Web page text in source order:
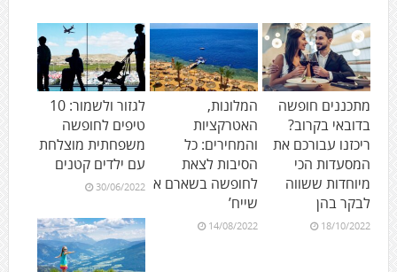
מתכננים חופשה
בדובאי בקרוב?
ריכזנו עבורכם את
המסעדות הכי
מיוחדות ששווה
לבקר בהן
18/10/2022
המלונות,
האטרקציות
והמחירים: כל
הסיבות לצאת
לחופשה בשארם א
שייח’
14/08/2022
לגזור ולשמור: 10
טיפים לחופשה
משפחתית מוצלחת
עם ילדים קטנים
30/06/2022